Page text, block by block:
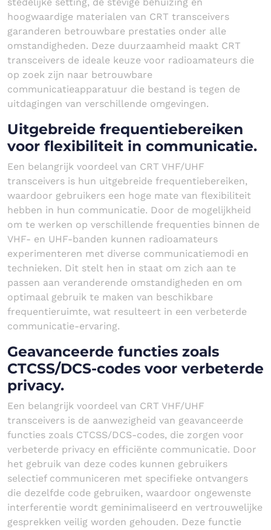
hoogwaardige materialen van CRT transceivers
garanderen betrouwbare prestaties onder alle
omstandigheden. Deze duurzaamheid maakt CRT
transceivers de ideale keuze voor radioamateurs die
op zoek zijn naar betrouwbare
communicatieapparatuur die bestand is tegen de
uitdagingen van verschillende omgevingen.
Uitgebreide frequentiebereiken
voor flexibiliteit in communicatie.
Een belangrijk voordeel van CRT VHF/UHF
transceivers is hun uitgebreide frequentiebereiken,
waardoor gebruikers een hoge mate van flexibiliteit
hebben in hun communicatie. Door de mogelijkheid
om te werken op verschillende frequenties binnen de
VHF- en UHF-banden kunnen radioamateurs
experimenteren met diverse communicatiemodi en
technieken. Dit stelt hen in staat om zich aan te
passen aan veranderende omstandigheden en om
optimaal gebruik te maken van beschikbare
frequentieruimte, wat resulteert in een verbeterde
communicatie-ervaring.
Geavanceerde functies zoals
CTCSS/DCS-codes voor verbeterde
privacy.
Een belangrijk voordeel van CRT VHF/UHF
transceivers is de aanwezigheid van geavanceerde
functies zoals CTCSS/DCS-codes, die zorgen voor
verbeterde privacy en efficiënte communicatie. Door
het gebruik van deze codes kunnen gebruikers
selectief communiceren met specifieke ontvangers
die dezelfde code gebruiken, waardoor ongewenste
interferentie wordt geminimaliseerd en vertrouwelijke
gesprekken veilig worden gehouden. Deze functie